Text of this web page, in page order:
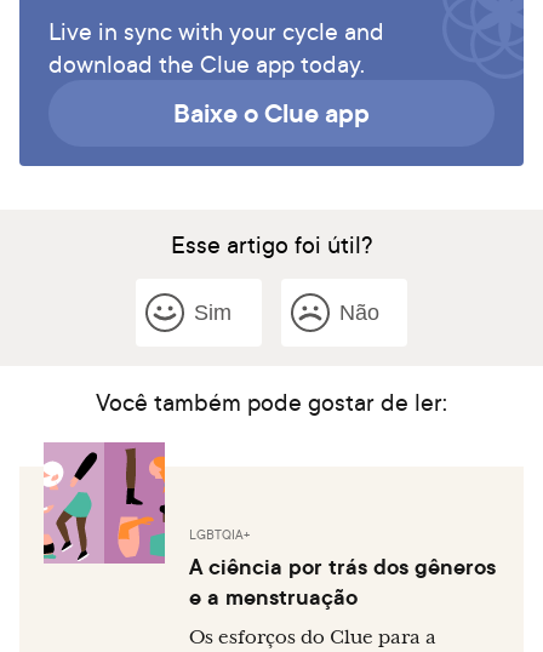
Live in sync with your cycle and
download the Clue app today.
Baixe o Clue app
Esse artigo foi útil?
Sim Não
Você também pode gostar de ler:
LGBTQIA+
A ciência por trás dos gêneros
e a menstruação
Os esforços do Clue para a